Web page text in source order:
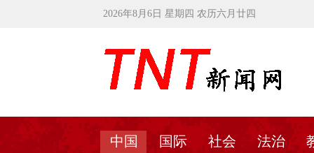
2026年8月6日 星期四 农历六月廿四
中国 国际 社会 法治